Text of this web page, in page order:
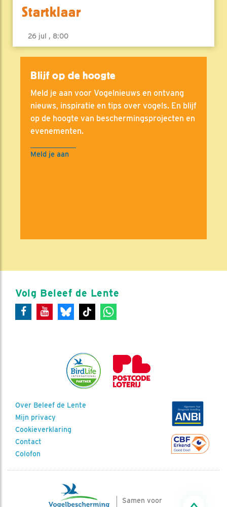
Startklaar
26 jul , 8:00
Blijf op de hoogte
Meld je aan voor Vogelnieuws en ontvang
nieuws, inspiratie en tips over vogels. En blijf
op de hoogte van beschermingsprojecten en
evenementen.
Meld je aan
Volg Beleef de Lente
Over Beleef de Lente
Mijn privacy
Cookieverklaring
Contact
Colofon
Samen voor